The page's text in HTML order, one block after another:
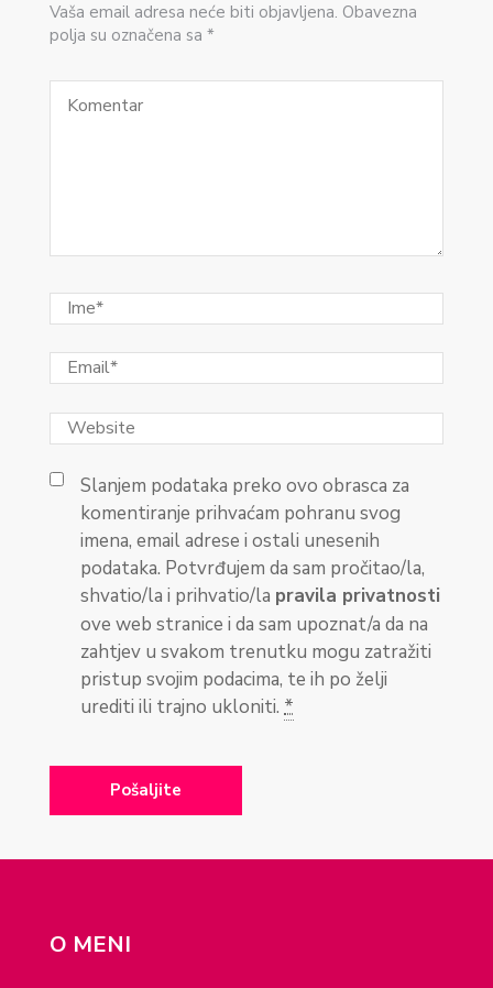
Vaša email adresa neće biti objavljena. Obavezna
polja su označena sa *
Slanjem podataka preko ovo obrasca za
komentiranje prihvaćam pohranu svog
imena, email adrese i ostali unesenih
podataka. Potvrđujem da sam pročitao/la,
shvatio/la i prihvatio/la pravila privatnosti
ove web stranice i da sam upoznat/a da na
zahtjev u svakom trenutku mogu zatražiti
pristup svojim podacima, te ih po želji
urediti ili trajno ukloniti. *
O MENI